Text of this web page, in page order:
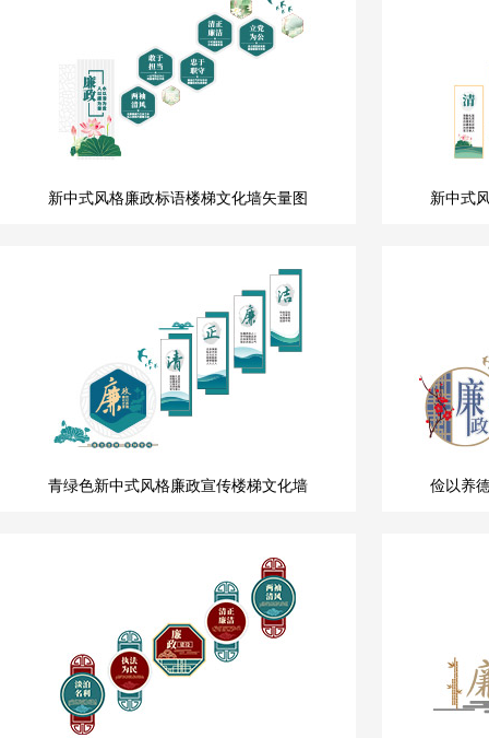
新中式风格廉政标语楼梯文化墙矢量图 新中式
青绿色新中式风格廉政宣传楼梯文化墙 俭以养